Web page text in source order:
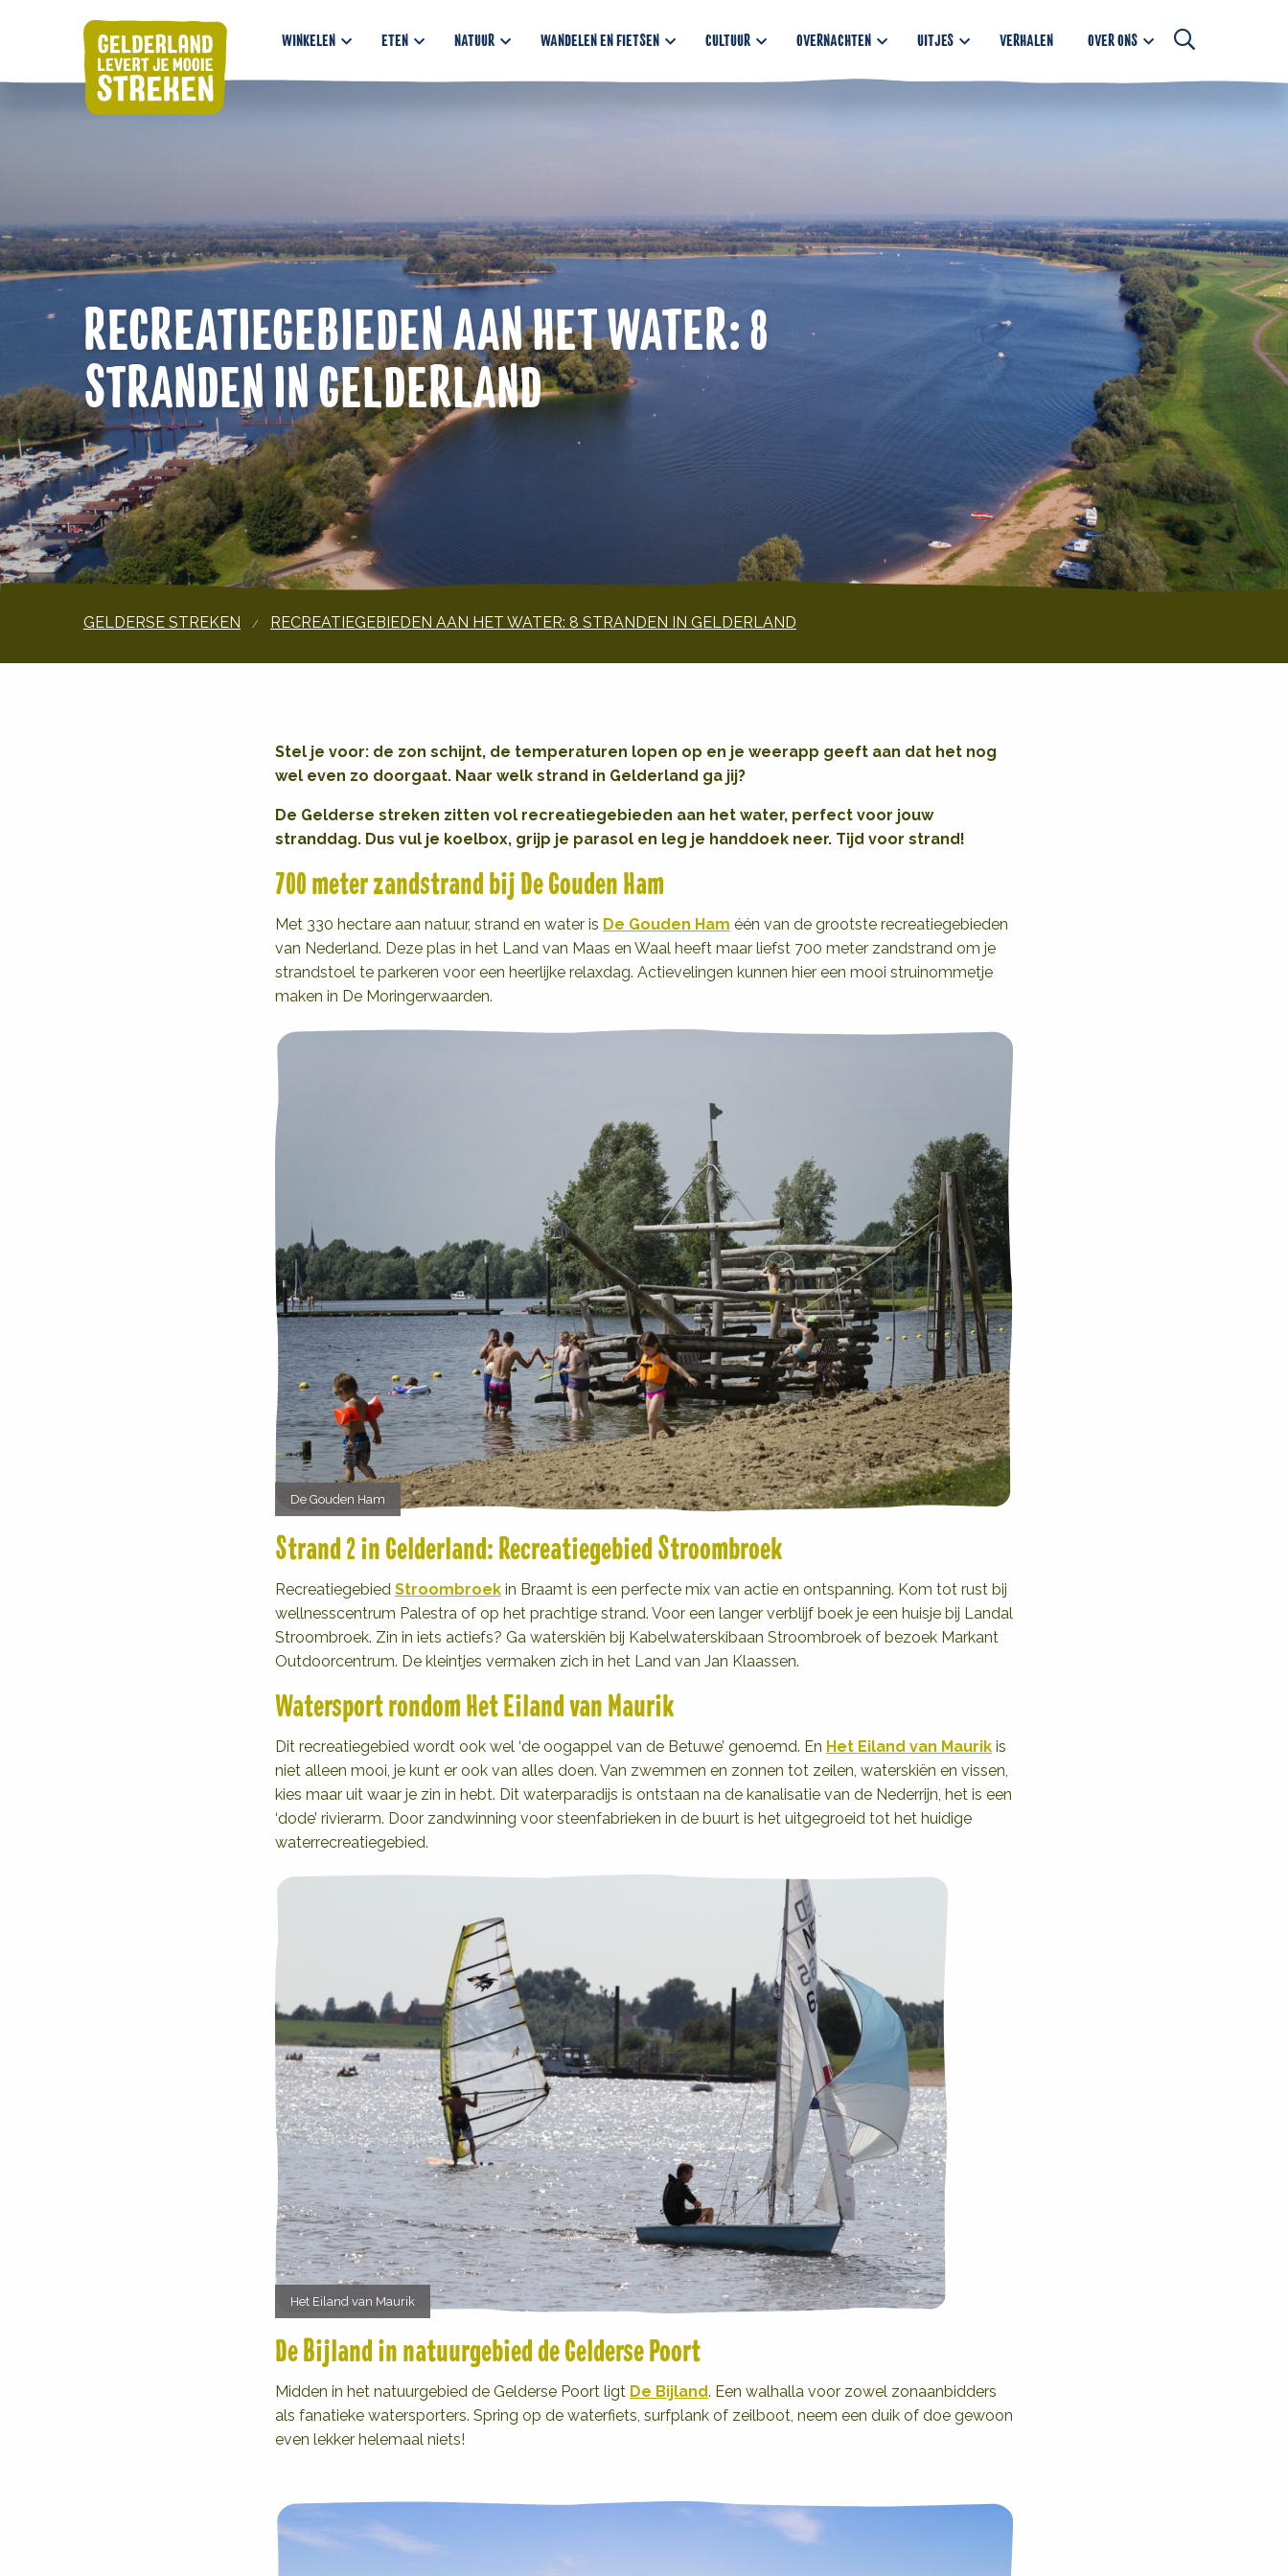
WINKELEN ETEN NATUUR WANDELEN EN FIETSEN CULTUUR OVERNACHTEN UITJES VERHALEN OVER ONS
Open
RECREATIEGEBIEDEN AAN HET WATER: 8
STRANDEN IN GELDERLAND
GELDERSE STREKEN RECREATIEGEBIEDEN AAN HET WATER: 8 STRANDEN IN GELDERLAND
Stel je voor: de zon schijnt, de temperaturen lopen op en je weerapp geeft aan dat het nog
wel even zo doorgaat. Naar welk strand in Gelderland ga jij?
De Gelderse streken zitten vol recreatiegebieden aan het water, perfect voor jouw
stranddag. Dus vul je koelbox, grijp je parasol en leg je handdoek neer. Tijd voor strand!
700 meter zandstrand bij De Gouden Ham
Met 330 hectare aan natuur, strand en water is De Gouden Ham één van de grootste recreatiegebieden
van Nederland. Deze plas in het Land van Maas en Waal heeft maar liefst 700 meter zandstrand om je
strandstoel te parkeren voor een heerlijke relaxdag. Actievelingen kunnen hier een mooi struinommetje
maken in De Moringerwaarden.
De Gouden Ham
Strand 2 in Gelderland: Recreatiegebied Stroombroek
Recreatiegebied Stroombroek in Braamt is een perfecte mix van actie en ontspanning. Kom tot rust bij
wellnesscentrum Palestra of op het prachtige strand. Voor een langer verblijf boek je een huisje bij Landal
Stroombroek. Zin in iets actiefs? Ga waterskiën bij Kabelwaterskibaan Stroombroek of bezoek Markant
Outdoorcentrum. De kleintjes vermaken zich in het Land van Jan Klaassen.
Watersport rondom Het Eiland van Maurik
Dit recreatiegebied wordt ook wel ‘de oogappel van de Betuwe’ genoemd. En Het Eiland van Maurik is
niet alleen mooi, je kunt er ook van alles doen. Van zwemmen en zonnen tot zeilen, waterskiën en vissen,
kies maar uit waar je zin in hebt. Dit waterparadijs is ontstaan na de kanalisatie van de Nederrijn, het is een
‘dode’ rivierarm. Door zandwinning voor steenfabrieken in de buurt is het uitgegroeid tot het huidige
waterrecreatiegebied.
Het Eiland van Maurik
De Bijland in natuurgebied de Gelderse Poort
Midden in het natuurgebied de Gelderse Poort ligt De Bijland. Een walhalla voor zowel zonaanbidders
als fanatieke watersporters. Spring op de waterfiets, surfplank of zeilboot, neem een duik of doe gewoon
even lekker helemaal niets!